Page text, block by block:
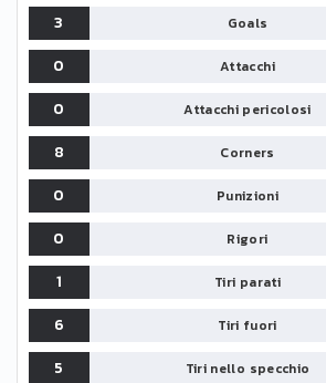
3 Goals
0
Attacchi
0
Attacchi pericolosi
8
Corners
0
Punizioni
0
Rigori
1
Tiri parati
6
Tiri fuori
5
Tiri nello specchio